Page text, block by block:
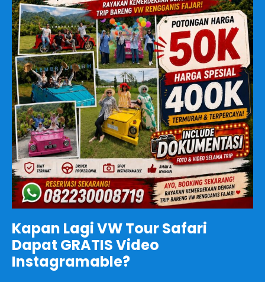
Kapan Lagi VW Tour Safari
Dapat GRATIS Video
Instagramable?